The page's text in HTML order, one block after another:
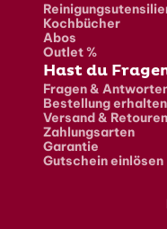
Kochbücher
Abos
Outlet %
Hast du
Fragen &
Bestellung erhalten
Versand & Retouren
Zahlungsarten
Garantie
Gutschein einlösen